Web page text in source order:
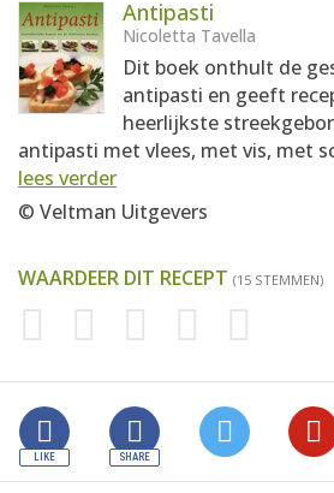
Antipasti
Nicoletta Tavella
Dit boek onthult de
antipasti en geeft
heerlijkste
antipasti met vlees, met vis, met
lees verder
© Veltman Uitgevers
WAARDEER DIT RECEPT (15 STEMMEN)